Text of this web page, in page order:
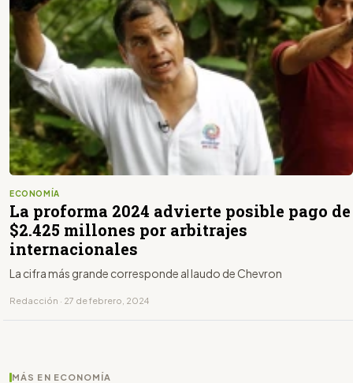
ECONOMÍA
La proforma 2024 advierte posible pago de
$2.425 millones por arbitrajes
internacionales
La cifra más grande corresponde al laudo de Chevron
Redacción · 27 de febrero, 2024
MÁS EN ECONOMÍA